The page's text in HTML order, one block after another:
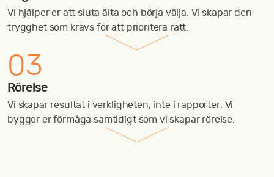
Vi hjälper er att sluta älta och börja välja. Vi skapar den
trygghet som krävs för att prioritera rätt.
03
Rörelse
Vi skapar resultat i verkligheten, inte i rapporter. Vi
bygger er förmåga samtidigt som vi skapar rörelse.